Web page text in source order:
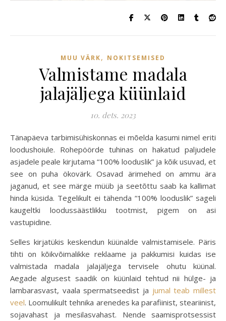
MUU VÄRK, NOKITSEMISED
Valmistame madala
jalajäljega küünlaid
10. dets. 2023
Tänapäeva tarbimisühiskonnas ei mõelda kasumi nimel eriti
loodushoiule. Rohepöörde tuhinas on hakatud paljudele
asjadele peale kirjutama “100% looduslik” ja kõik usuvad, et
see on puha ökovärk. Osavad ärimehed on ammu ära
jaganud, et see märge müüb ja seetõttu saab ka kallimat
hinda küsida. Tegelikult ei tähenda “100% looduslik” sageli
kaugeltki loodussäästlikku tootmist, pigem on asi
vastupidine.
Selles kirjatükis keskendun küünalde valmistamisele. Päris
tihti on kõikvõimalikke reklaame ja pakkumisi kuidas ise
valmistada madala jalajäljega tervisele ohutu küünal.
Aegade algusest saadik on küünlaid tehtud nii hülge- ja
lambarasvast, vaala spermatseedist ja jumal teab millest
veel. Loomulikult tehnika arenedes ka parafiinist, steariinist,
sojavahast ja mesilasvahast. Nende saamisprotsessist